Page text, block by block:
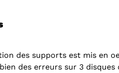
des supports est mis en
des erreurs sur 3 disques